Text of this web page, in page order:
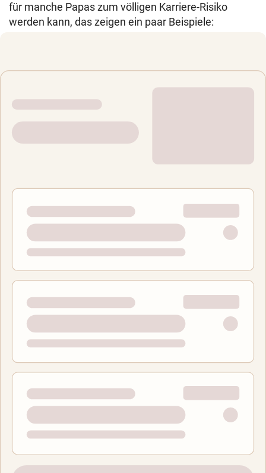
für manche Papas zum völligen Karriere-Risiko
werden kann, das zeigen ein paar Beispiele: